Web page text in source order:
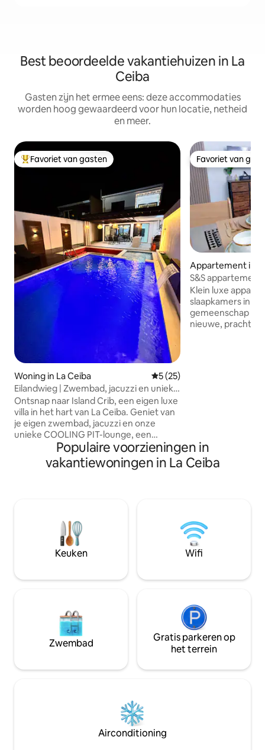
Best beoordeelde vakantiehuizen in La
Ceiba
Gasten zijn het ermee eens: deze accommodaties
worden hoog gewaardeerd voor hun locatie, netheid
en meer.
Topfavoriet van gasten
Favoriet van gasten
Woning in La Ceiba Gemiddelde beoordeling
5 (25)
Eilandwieg | Zwembad, jacuzzi en unieke
koelput
Ontsnap naar Island Crib, een eigen luxe
villa in het hart van La Ceiba. Geniet van
je eigen zwembad, jacuzzi en onze
unieke COOLING PIT-lounge, een
ingebouwde ijsbak naast het zwembad
die is ontworpen om drankjes perfect
gekoeld te houden terwijl jij ontspant.
evenementvriendelijke achtertuin, een
generator, een elektrische afrastering
en rook- en koolmonoxidemelders –
zeldzame lokale
toplocatie in het centrum.
Favoriet van
Favoriet van
Appartement in
S&S appartement
veerboot
Klein luxe
slaapkamers in
gemeenschap
nieuwe,
gemeenschap.
om de veiligheid
Populaire voorzieningen in
vakantiewoningen in La Ceiba
Keuken Wifi
Zwembad
Gratis parkeren op
het terrein
Airconditioning